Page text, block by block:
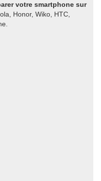
votre smartphone sur
Honor, Wiko, HTC,